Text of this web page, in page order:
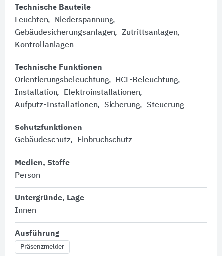
Technische Bauteile
Leuchten
Niederspannung
Gebäudesicherungsanlagen
Zutrittsanlagen
Kontrollanlagen
Technische Funktionen
Orientierungsbeleuchtung
HCL-Beleuchtung
Installation
Elektroinstallationen
Aufputz-Installationen
Sicherung Steuerung
Schutzfunktionen
Gebäudeschutz
Einbruchschutz
Medien, Stoffe
Person
Untergründe, Lage
Innen
Ausführung
Präsenzmelder